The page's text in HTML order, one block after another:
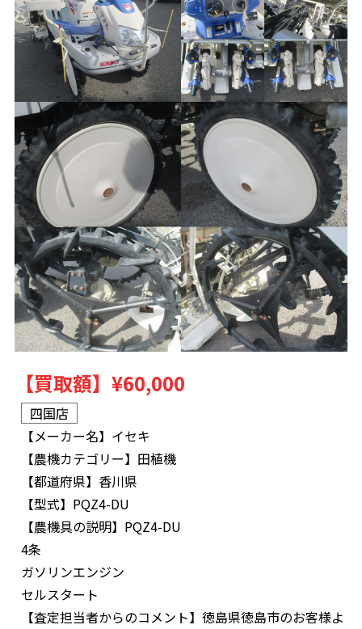
【買取額】 ¥60,000
四国店
【メーカー名】 イセキ
【農機カテゴリー】 田植機
【都道府県】 香川県
【型式】 PQZ4-DU
【農機具の説明】 PQZ4-DU
4条
ガソリンエンジン
セルスタート
【査定担当者からのコメント】 徳島県徳島市のお客様よ